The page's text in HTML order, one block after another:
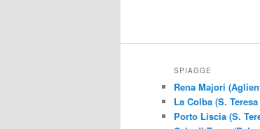
SPIAGGE
Rena Majori
La Colba (S.
Porto Liscia (S.